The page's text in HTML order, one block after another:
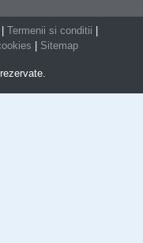
| Termenii si conditii |
| Sitemap